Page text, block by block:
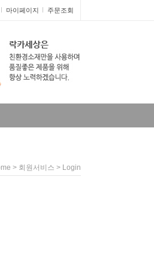
마이페이지 주문조회
> 회원서비스 > Login